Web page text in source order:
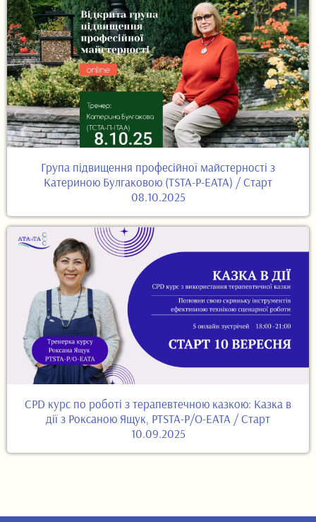
Група підвищення професійної майстерності з
Катериною Булгаковою (TSTA-P-EATA) / Старт
08.10.2025
CPD курс по роботі з терапевтечною казкою: Казка в
дії з Роксаною Ящук, PTSTA-P/O-EATA / Старт
10.09.2025